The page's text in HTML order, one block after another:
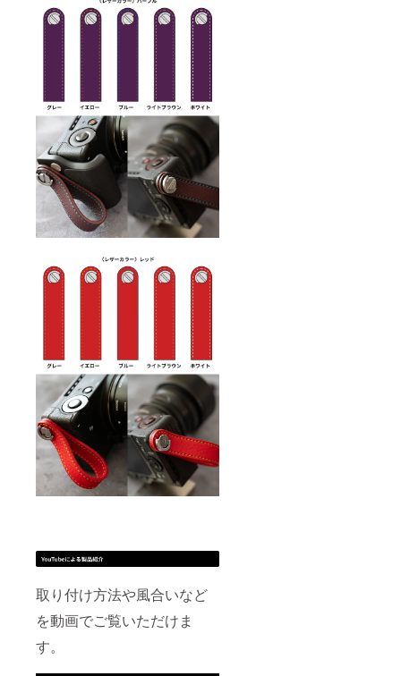
取り付け方法や風合いなど
を動画でご覧いただけま
す。